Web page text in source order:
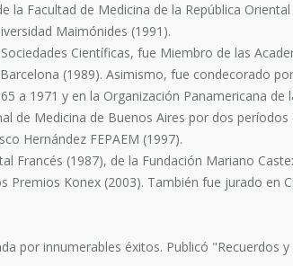
la Facultad de Medicina de la República
Maimónides (1991).
Científicas, fue Miembro de las
(1989). Asimismo, fue condecorado
a 1971 y en la Organización Panamericana de
de Medicina de Buenos Aires por dos
Hernández FEPAEM (1997).
Francés (1987), de la Fundación Mariano
Premios Konex (2003). También fue jurado
por innumerables éxitos. Publicó "Recuerdos